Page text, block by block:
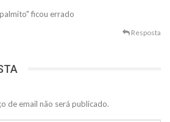
ficou errado
Resposta
de email não será publicado.